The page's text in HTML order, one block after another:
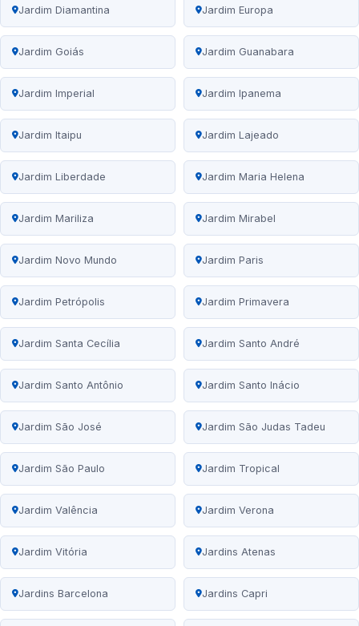
Jardim Diamantina Jardim Europa
Jardim Goiás Jardim Guanabara
Jardim Imperial Jardim Ipanema
Jardim Itaipu Jardim Lajeado
Jardim Liberdade Jardim Maria Helena
Jardim Mariliza Jardim Mirabel
Jardim Novo Mundo Jardim Paris
Jardim Petrópolis Jardim Primavera
Jardim Santa Cecília Jardim Santo André
Jardim Santo Antônio Jardim Santo Inácio
Jardim São José Jardim São Judas Tadeu
Jardim São Paulo Jardim Tropical
Jardim Valência Jardim Verona
Jardim Vitória Jardins Atenas
Jardins Barcelona Jardins Capri